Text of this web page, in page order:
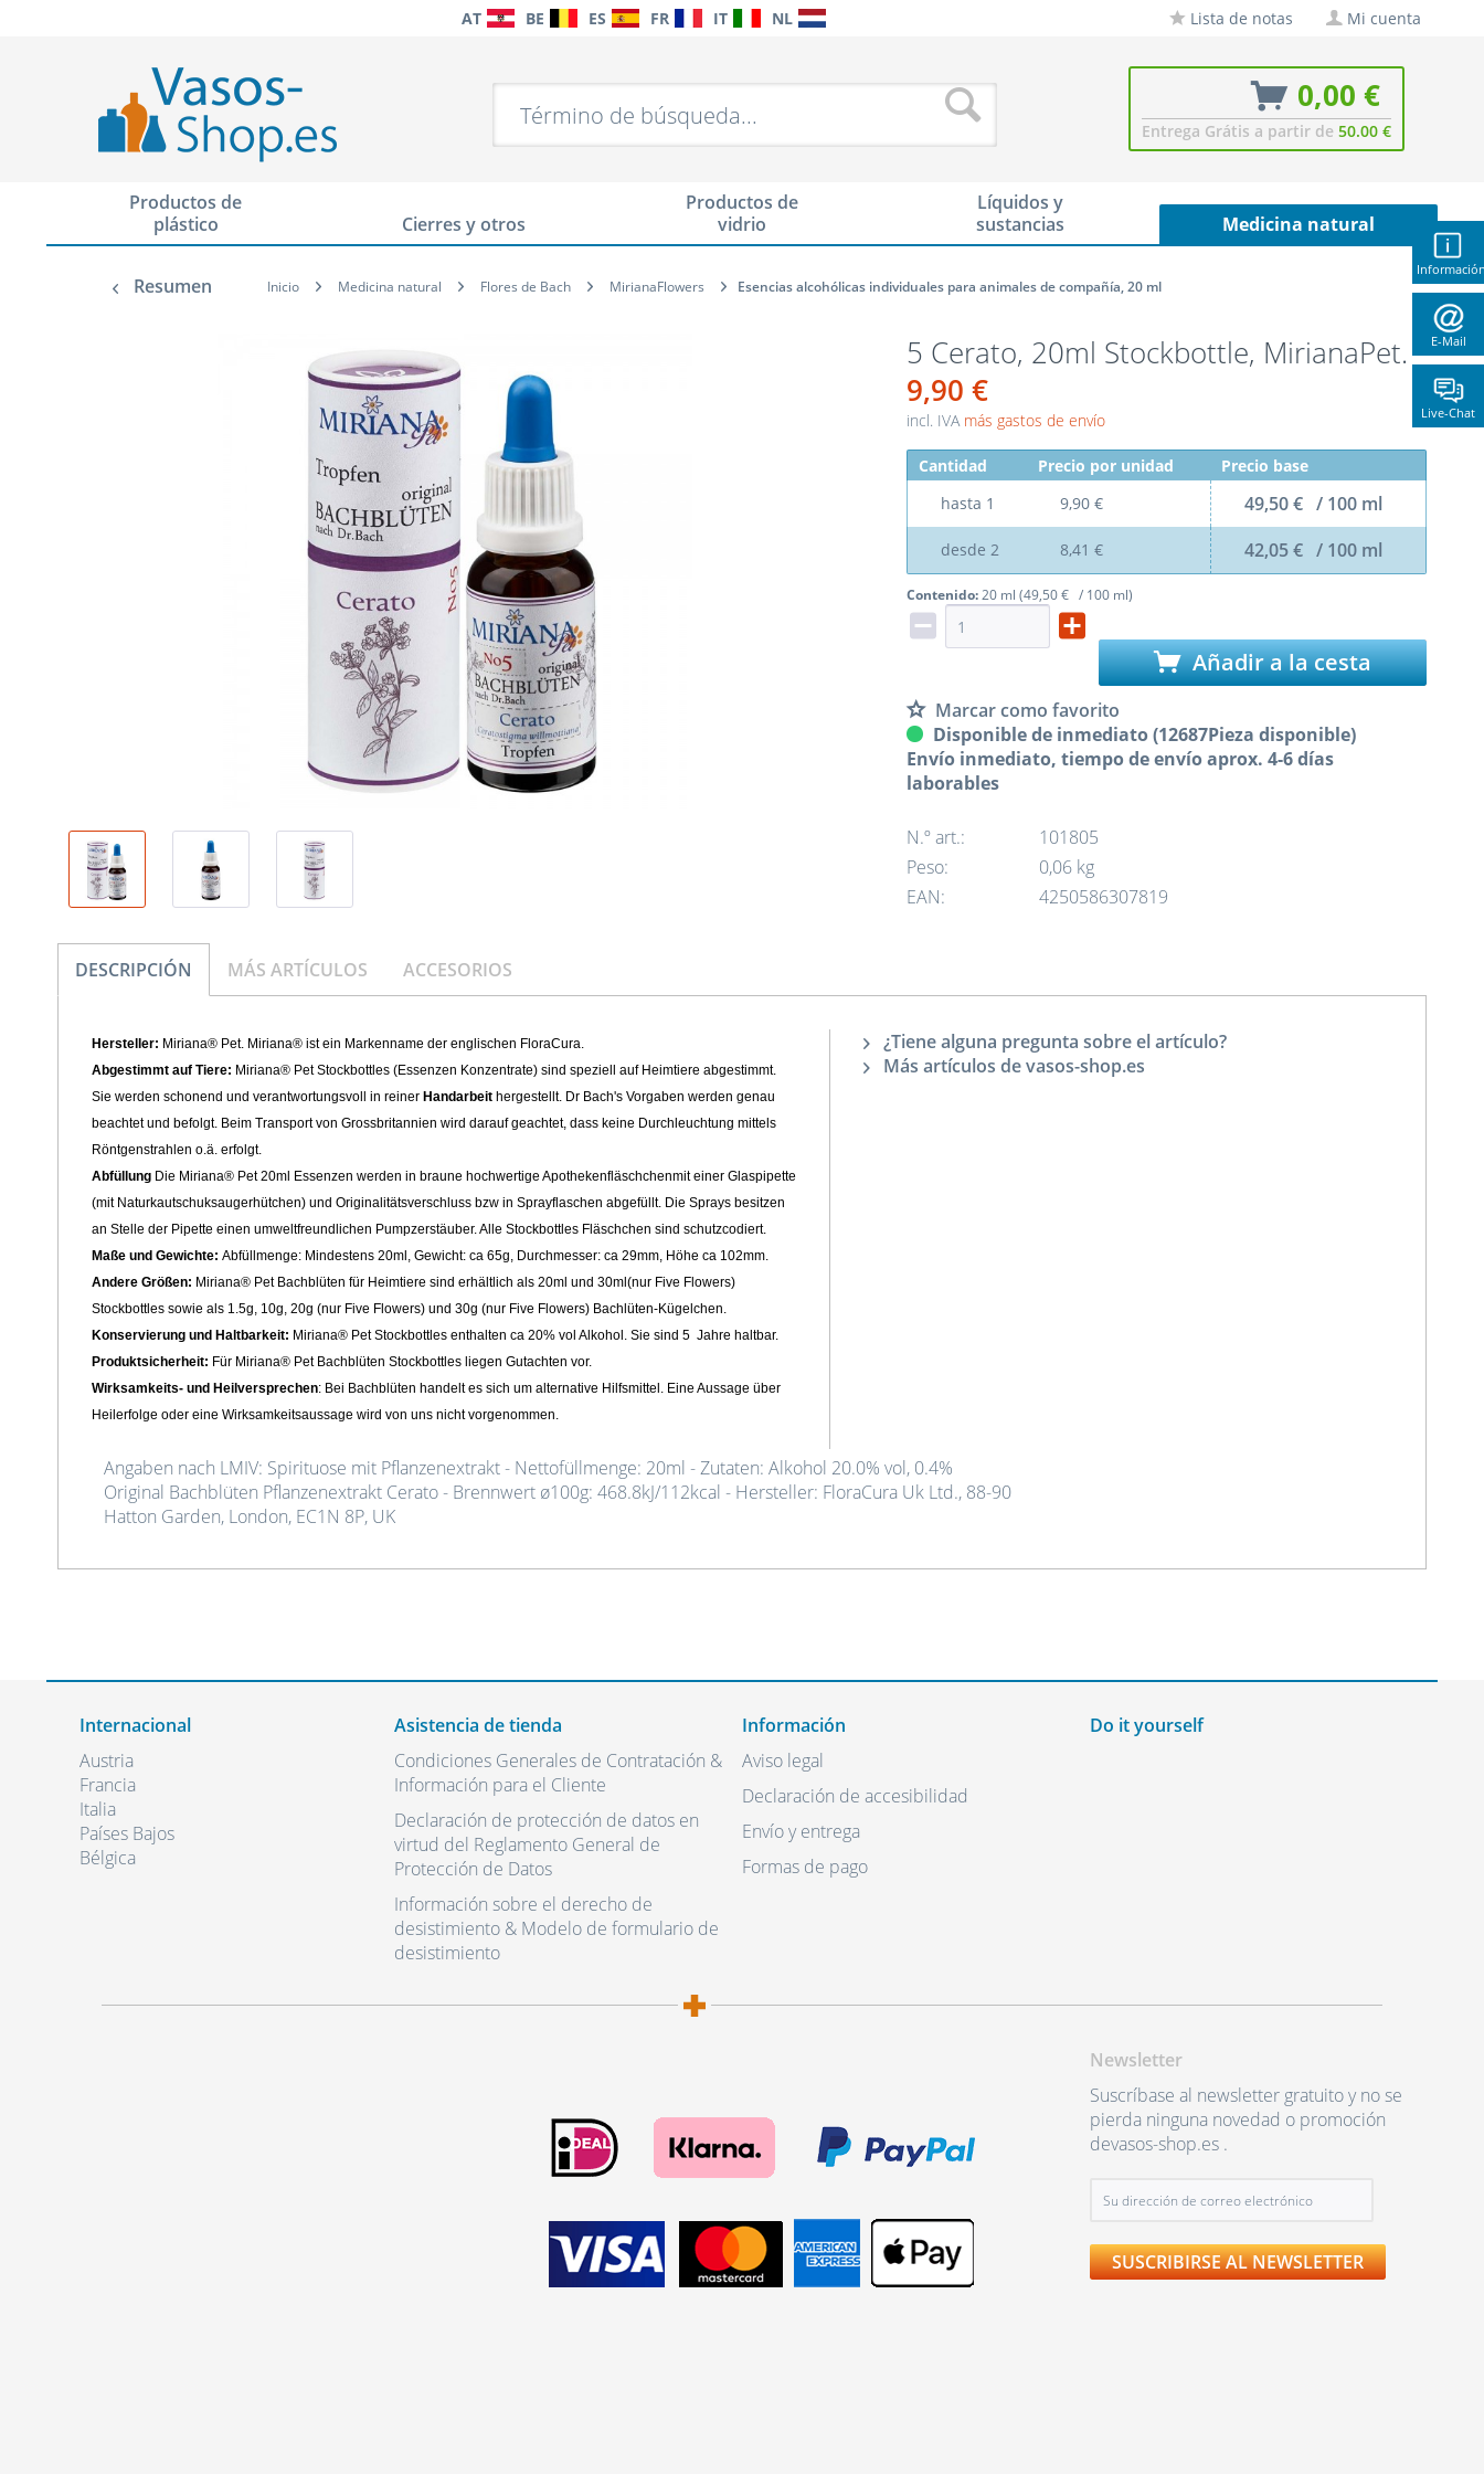
E-Mail
Live-Chat
AT BE ES FR IT NL Lista de notas Mi cuenta
0,00 €
Entrega Grátis a partir de 50.00 €
Productos de
plástico
Cierres y otros
Productos de
vidrio
Líquidos y
sustancias
Medicina natural
Resumen Inicio Medicina natural Flores de Bach MirianaFlowers Esencias alcohólicas individuales para animales de compañía, 20 ml
5 Cerato, 20ml Stockbottle, MirianaPet.
9,90 €
incl. IVA más gastos de envío
Cantidad Precio por unidad
Precio base
hasta 1 9,90 € 49,50 € / 100 ml
desde 2 8,41 € 42,05 € / 100 ml
Contenido:20 ml (49,50 € / 100 ml)
Añadir a la cesta
Marcar como favorito
Disponible de inmediato (12687Pieza disponible)
Envío inmediato, tiempo de envío aprox. 4-6 días
laborables
N.º art.:
101805
Peso:
0,06 kg
EAN:
4250586307819
DESCRIPCIÓN MÁS ARTÍCULOS ACCESORIOS
Hersteller: Miriana® Pet. Miriana® ist ein Markenname der englischen FloraCura.
Abgestimmt auf Tiere: Miriana® Pet Stockbottles (Essenzen Konzentrate) sind speziell auf Heimtiere abgestimmt.
Sie werden schonend und verantwortungsvoll in reiner Handarbeit hergestellt. Dr Bach's Vorgaben werden genau
beachtet und befolgt. Beim Transport von Grossbritannien wird darauf geachtet, dass keine Durchleuchtung mittels
Röntgenstrahlen o.ä. erfolgt.
Abfüllung Die Miriana® Pet 20ml Essenzen werden in braune hochwertige Apothekenfläschchenmit einer Glaspipette
(mit Naturkautschuksaugerhütchen) und Originalitätsverschluss bzw in Sprayflaschen abgefüllt. Die Sprays besitzen
an Stelle der Pipette einen umweltfreundlichen Pumpzerstäuber. Alle Stockbottles Fläschchen sind schutzcodiert.
Maße und Gewichte: Abfüllmenge: Mindestens 20ml, Gewicht: ca 65g, Durchmesser: ca 29mm, Höhe ca 102mm.
Andere Größen: Miriana® Pet Bachblüten für Heimtiere sind erhältlich als 20ml und 30ml(nur Five Flowers)
Stockbottles sowie als 1.5g, 10g, 20g (nur Five Flowers) und 30g (nur Five Flowers) Bachlüten-Kügelchen.
Konservierung und Haltbarkeit: Miriana® Pet Stockbottles enthalten ca 20% vol Alkohol. Sie sind 5 Jahre haltbar.
Produktsicherheit: Für Miriana® Pet Bachblüten Stockbottles liegen Gutachten vor.
Wirksamkeits- und Heilversprechen: Bei Bachblüten handelt es sich um alternative Hilfsmittel. Eine Aussage über
Heilerfolge oder eine Wirksamkeitsaussage wird von uns nicht vorgenommen.
Angaben nach LMIV: Spirituose mit Pflanzenextrakt - Nettofüllmenge: 20ml - Zutaten: Alkohol 20.0% vol, 0.4%
Original Bachblüten Pflanzenextrakt Cerato - Brennwert ø100g: 468.8kJ/112kcal - Hersteller: FloraCura Uk Ltd., 88-90
Hatton Garden, London, EC1N 8P, UK
¿Tiene alguna pregunta sobre el artículo?
Más artículos de vasos-shop.es
Internacional
Austria
Francia
Italia
Países Bajos
Bélgica
Asistencia de tienda
Condiciones Generales de Contratación &
Información para el Cliente
Declaración de protección de datos en
virtud del Reglamento General de
Protección de Datos
Información sobre el derecho de
desistimiento & Modelo de formulario de
desistimiento
Información
Aviso legal
Declaración de accesibilidad
Envío y entrega
Formas de pago
Do it yourself
Newsletter
Suscríbase al newsletter gratuito y no se
pierda ninguna novedad o promoción
devasos-shop.es .
SUSCRIBIRSE AL NEWSLETTER